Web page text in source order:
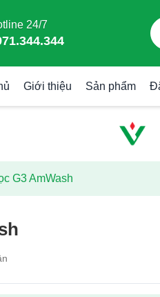
24/7
Giới thiệu Sản phẩm
G3 AmWash